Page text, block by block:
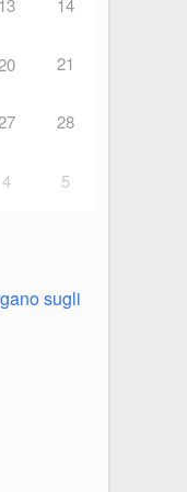
13 14
21
28
4 5
sugli